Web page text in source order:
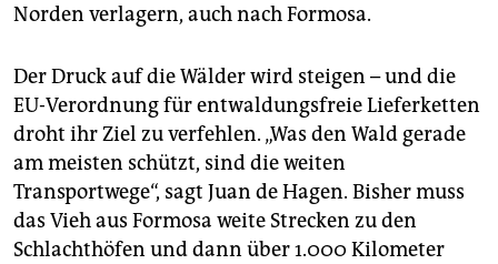
Norden verlagern, auch nach Formosa.
Der Druck auf die Wälder wird steigen – und die
EU-Verordnung für entwaldungsfreie Lieferketten
droht ihr Ziel zu verfehlen. „Was den Wald gerade
am meisten schützt, sind die weiten
Transportwege“, sagt Juan de Hagen. Bisher muss
das Vieh aus Formosa weite Strecken zu den
Schlachthöfen und dann über 1.000 Kilometer